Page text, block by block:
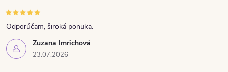
Zuzana Imrichová
23.07.2026
Odporúčam, široká ponuka.